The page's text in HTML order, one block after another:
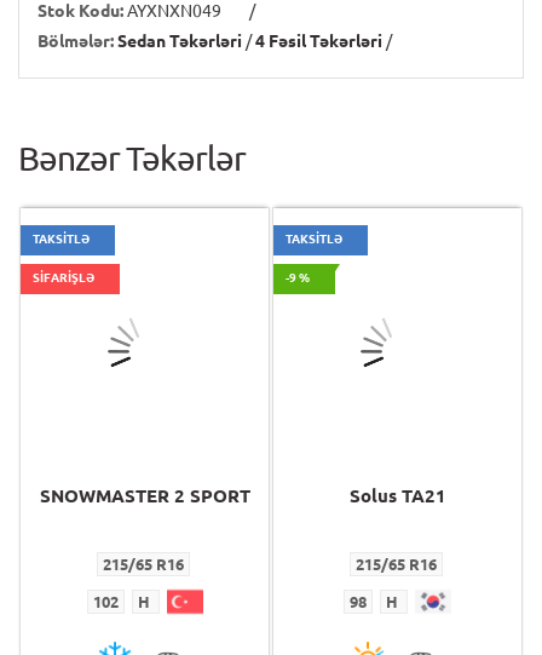
Stok Kodu:AYXNXN049
/
Bölmələr:Sedan Təkərləri /4 Fəsil Təkərləri /
Bənzər Təkərlər
TAKSİTLƏ
SİFARİŞLƏ
SNOWMASTER 2 SPORT
215/65 R16
102 H
TAKSİTLƏ
-9 %
Solus TA21
215/65 R16
98 H